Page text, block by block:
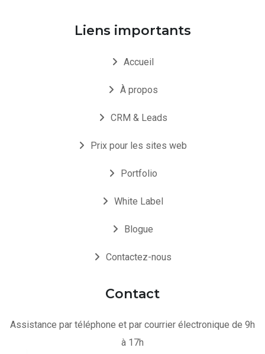
Liens importants
Accueil
À propos
CRM & Leads
Prix pour les sites web
Portfolio
White Label
Blogue
Contactez-nous
Contact
Assistance par téléphone et par courrier électronique de 9h
à 17h